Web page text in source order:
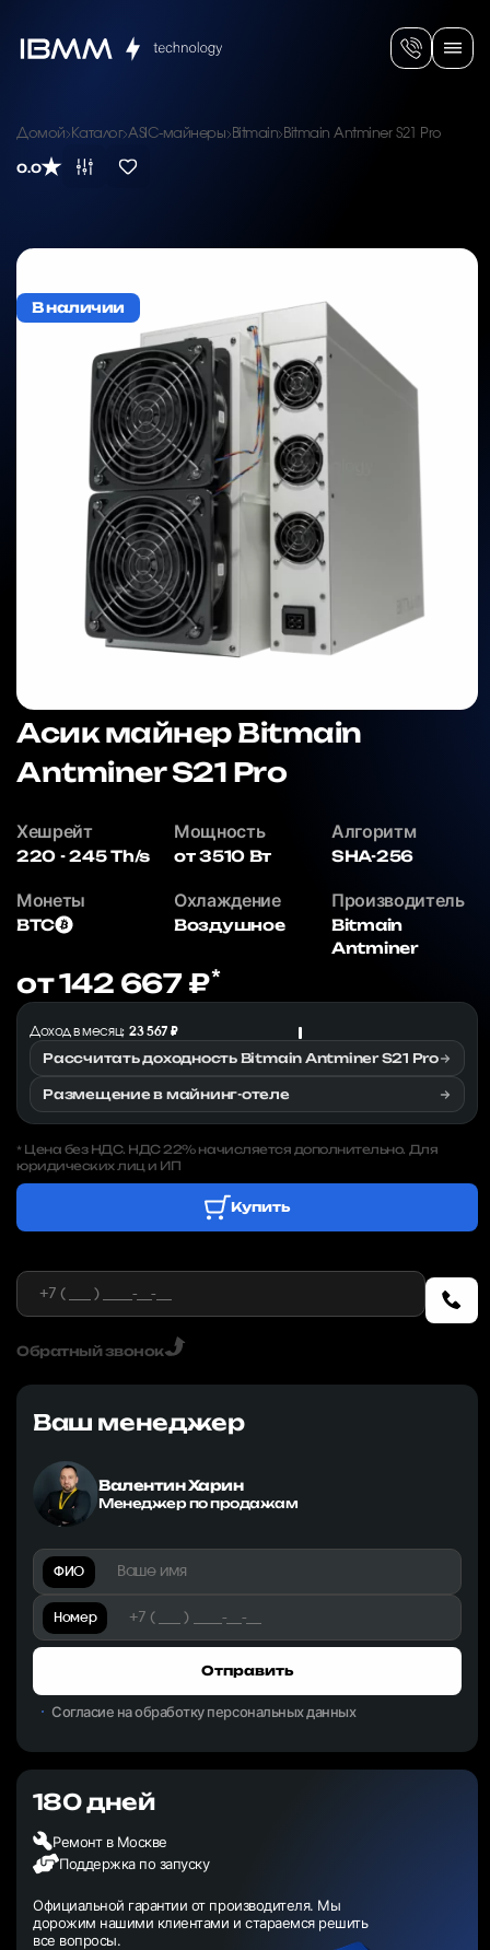
Домой Каталог ASIC-майнеры Bitmain Bitmain Antminer S21 Pro
0.0
В наличии
Асик майнер Bitmain
Antminer S21 Pro
Хешрейт
220 - 245 Th/s
Мощность
от 3510 Вт
Алгоритм
SHA-256
Монеты
BTC
Охлаждение
Воздушное
Производитель
Bitmain
Antminer
от 142 667 ₽*
Доход в месяц: 23 567 ₽
Рассчитать доходность Bitmain Antminer S21 Pro
Размещение в майнинг-отеле
* Цена без НДС. НДС 22% начисляется дополнительно. Для
юридических лиц и ИП
Купить
Обратный звонок
Ваш менеджер
Валентин Харин
Менеджер по продажам
ФИО
Номер
Отправить
Согласие на обработку персональных данных
180 дней
Ремонт в Москве
Поддержка по запуску
Официальной гарантии от производителя. Мы
дорожим нашими клиентами и стараемся решить
все вопросы.